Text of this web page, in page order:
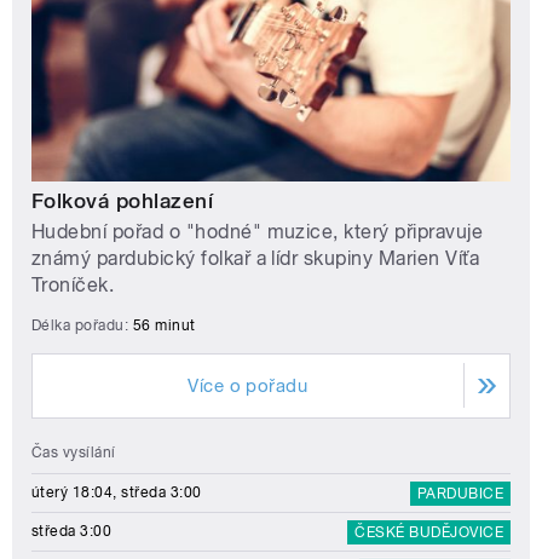
Folková pohlazení
Hudební pořad o "hodné" muzice, který připravuje
známý pardubický folkař a lídr skupiny Marien Víťa
Troníček.
Délka pořadu: 56 minut
Více o pořadu
Čas vysílání
úterý 18:04, středa 3:00 PARDUBICE
středa 3:00 ČESKÉ BUDĚJOVICE